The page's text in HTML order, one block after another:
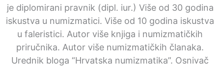
je diplomirani pravnik (dipl. iur.) Više od 30 godina
iskustva u numizmatici. Više od 10 godina iskustva
u faleristici. Autor više knjiga i numizmatičkih
priručnika. Autor više numizmatičkih članaka.
Urednik bloga “Hrvatska numizmatika”. Osnivač